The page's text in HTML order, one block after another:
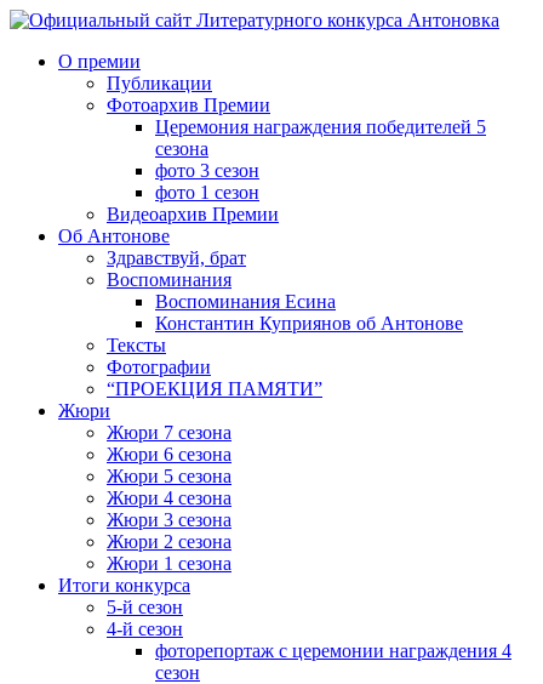
О премии
Публикации
Фотоархив Премии
Церемония награждения победителей 5
сезона
фото 3 сезон
фото 1 сезон
Видеоархив Премии
Об Антонове
Здравствуй, брат
Воспоминания
Воспоминания Есина
Константин Куприянов об Антонове
Тексты
Фотографии
“ПРОЕКЦИЯ ПАМЯТИ”
Жюри
Жюри 7 сезона
Жюри 6 сезона
Жюри 5 сезона
Жюри 4 сезона
Жюри 3 сезона
Жюри 2 сезона
Жюри 1 сезона
Итоги конкурса
5-й сезон
4-й сезон
фоторепортаж с церемонии награждения 4
сезон